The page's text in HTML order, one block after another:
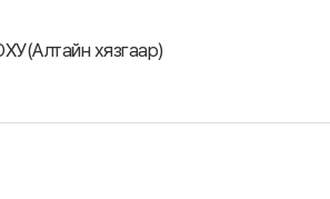
хязгаар)